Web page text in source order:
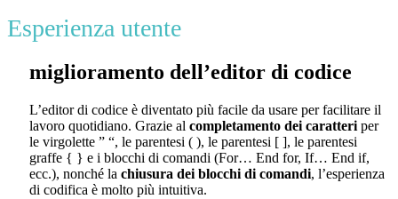
Esperienza utente
miglioramento dell’editor di codice
L’editor di codice è diventato più facile da usare per facilitare il
lavoro quotidiano. Grazie al completamento dei caratteri per
le virgolette ” “, le parentesi ( ), le parentesi [ ], le parentesi
graffe { } e i blocchi di comandi (For… End for, If… End if,
ecc.), nonché la chiusura dei blocchi di comandi, l’esperienza
di codifica è molto più intuitiva.